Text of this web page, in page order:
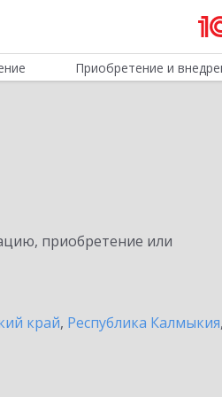
Приобретение и
приобретение или
край, Республика Калмыкия,